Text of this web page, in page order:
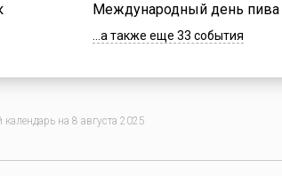
Международный день пива
...а также еще 33 события
на 8 августа 2025